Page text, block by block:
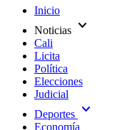
Inicio
Noticias expand_more
Cali
Licita
Política
Elecciones
Judicial
Deportes expand_more
Economía